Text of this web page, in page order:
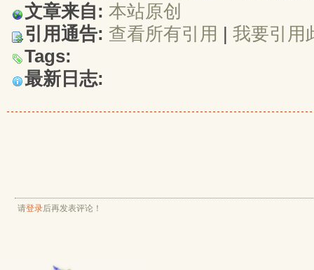
文章来自: 本站原创
引用通告: 查看所有引用 | 我要引用
Tags:
最新日志:
请登录后再发表评论！